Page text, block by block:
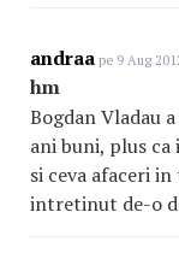
andraa pe 9 Aug
hm
Bogdan Vladau
ani buni, plus ca
si ceva afaceri
intretinut de-o